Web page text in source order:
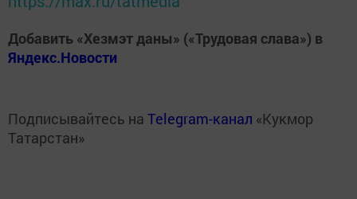
Добавить «Хезмэт даны» («Трудовая слава») в
Яндекс.Новости
Подписывайтесь на Telegram-канал «Кукмор
Татарстан»